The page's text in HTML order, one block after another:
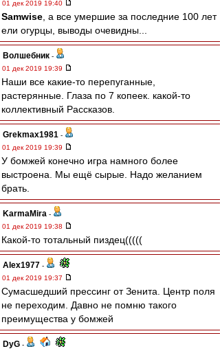
01 дек 2019 19:40
Samwise , а все умершие за последние 100 лет
ели огурцы, выводы очевидны...
Волшебник -
01 дек 2019 19:39
Наши все какие-то перепуганные,
растерянные. Глаза по 7 копеек. какой-то
коллективный Рассказов.
Grekmax1981 -
01 дек 2019 19:39
У бомжей конечно игра намного более
выстроена. Мы ещё сырые. Надо желанием
брать.
KarmaMira -
01 дек 2019 19:38
Какой-то тотальный пиздец(((((
Alex1977 -
01 дек 2019 19:37
Сумасшедший прессинг от Зенита. Центр поля
не переходим. Давно не помню такого
преимущества у бомжей
DyG -